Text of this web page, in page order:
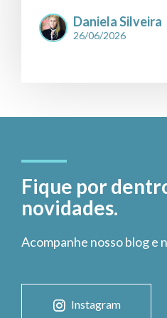
Daniela Silveira
26/06/2026
Fique por
novidades.
Acompanhe nosso blog e
Instagram